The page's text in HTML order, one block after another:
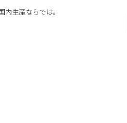
生産ならでは。